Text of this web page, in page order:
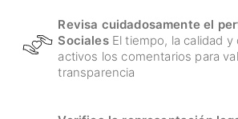
Revisa cuidadosamente el
Sociales El tiempo, la calidad y
activos los comentarios para
transparencia